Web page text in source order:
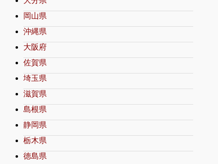
岡山県
沖縄県
大阪府
佐賀県
埼玉県
滋賀県
島根県
静岡県
栃木県
徳島県